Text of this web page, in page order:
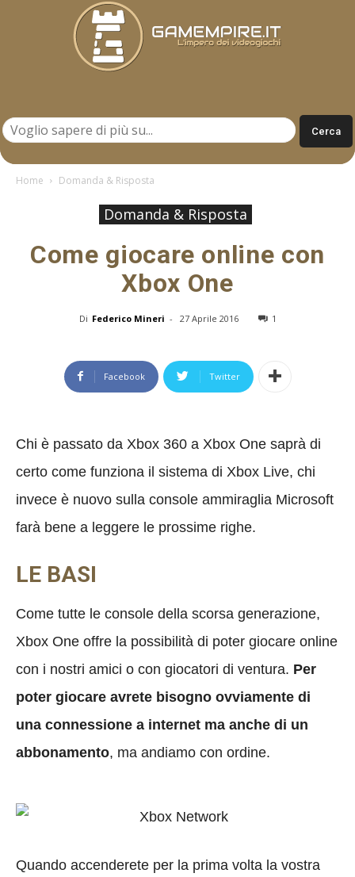
Home Domanda & Risposta
Domanda & Risposta
Come giocare online con
Xbox One
Di Federico Mineri - 27 Aprile 2016 1
Facebook Twitter
Chi è passato da Xbox 360 a Xbox One saprà di
certo come funziona il sistema di Xbox Live, chi
invece è nuovo sulla console ammiraglia Microsoft
farà bene a leggere le prossime righe.
LE BASI
Come tutte le console della scorsa generazione,
Xbox One offre la possibilità di poter giocare online
con i nostri amici o con giocatori di ventura. Per
poter giocare avrete bisogno ovviamente di
una connessione a internet ma anche di un
abbonamento, ma andiamo con ordine.
Quando accenderete per la prima volta la vostra